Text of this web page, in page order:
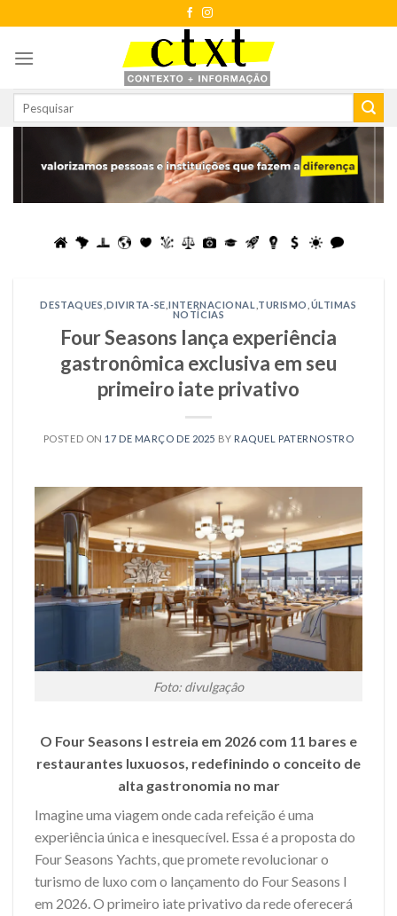
to
content
DESTAQUES ,DIVIRTA-SE ,INTERNACIONAL TURISMO ÚLTIMAS
NOTÍCIAS
Four Seasons lança experiência
gastronômica exclusiva em seu
primeiro iate privativo
POSTED ON 17 DE MARÇO DE 2025 BY RAQUEL PATERNOSTRO
Foto: divulgaçâo
O Four Seasons I estreia em 2026 com 11 bares e
restaurantes luxuosos, redefinindo o conceito de
alta gastronomia no mar
Imagine uma viagem onde cada refeição é uma
experiência única e inesquecível. Essa é a proposta do
Four Seasons Yachts, que promete revolucionar o
turismo de luxo com o lançamento do Four Seasons I
em 2026. O primeiro iate privativo da rede oferecerá